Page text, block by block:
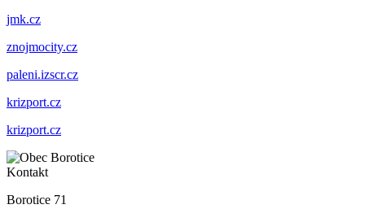
jmk.cz
znojmocity.cz
paleni.izscr.cz
krizport.cz
krizport.cz
Kontakt
Borotice 71